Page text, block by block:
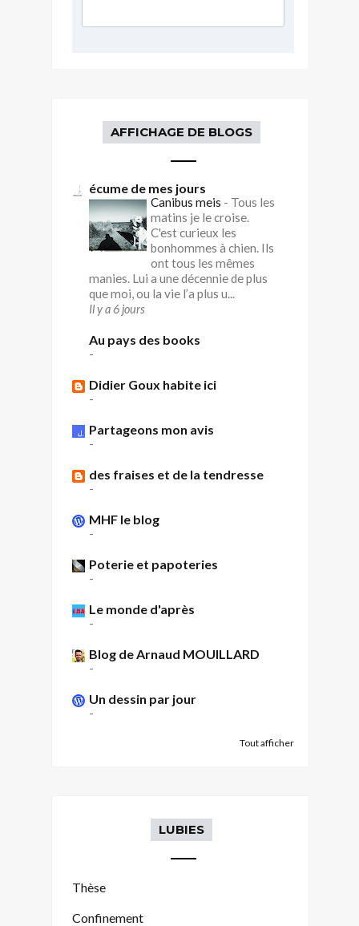
AFFICHAGE DE BLOGS
écume de mes jours
Canibus meis - Tous les
matins je le croise.
C'est curieux les
bonhommes à chien. Ils
ont tous les mêmes
manies. Lui a une décennie de plus
que moi, ou la vie l’a plus u...
Il y a 6 jours
Au pays des books
-
Didier Goux habite ici
-
Partageons mon avis
-
des fraises et de la tendresse
-
MHF le blog
-
Poterie et papoteries
-
Le monde d'après
-
Blog de Arnaud MOUILLARD
-
Un dessin par jour
-
Tout afficher
LUBIES
Thèse
Confinement